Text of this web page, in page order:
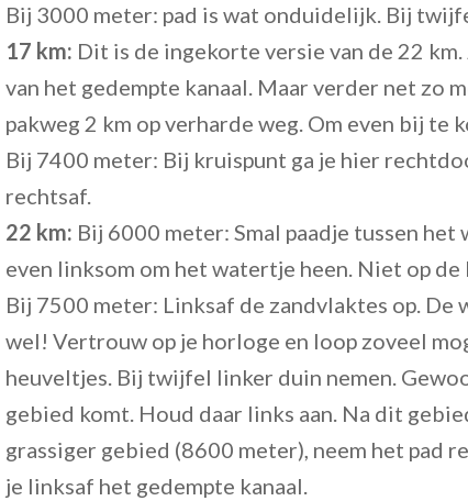
Bij 3000 meter: pad is wat onduidelijk. Bij
17 km: Dit is de ingekorte versie van de 22
van het gedempte kanaal. Maar verder net zo
pakweg 2 km op verharde weg. Om even bij te
Bij 7400 meter: Bij kruispunt ga je hier
rechtsaf.
22 km: Bij 6000 meter: Smal paadje tussen het
even linksom om het watertje heen. Niet op de
Bij 7500 meter: Linksaf de zandvlaktes op. De
wel! Vertrouw op je horloge en loop zoveel
heuveltjes. Bij twijfel linker duin nemen.
gebied komt. Houd daar links aan. Na dit
grassiger gebied (8600 meter), neem het pad
je linksaf het gedempte kanaal.